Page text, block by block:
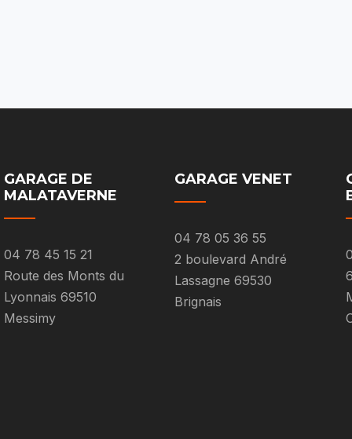
GARAGE DE
MALATAVERNE
04 78 45 15 21
Route des Monts du
Lyonnais 69510
Messimy
GARAGE VENET
04 78 05 36 55
2 boulevard André
Lassagne 69530
Brignais